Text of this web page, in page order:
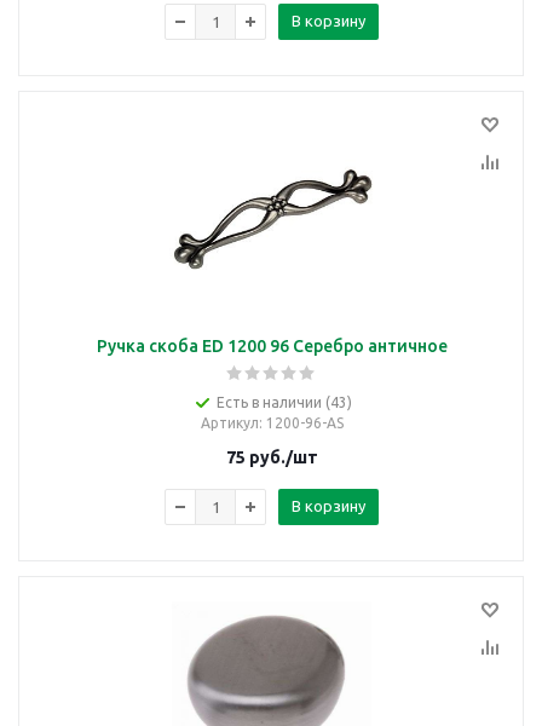
В корзину
Ручка скоба ED 1200 96 Серебро античное
Есть в наличии (43)
Артикул: 1200-96-AS
75 руб./шт
В корзину